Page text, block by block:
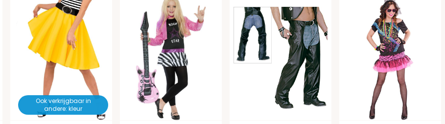
Ook verkrijgbaar in
andere: kleur